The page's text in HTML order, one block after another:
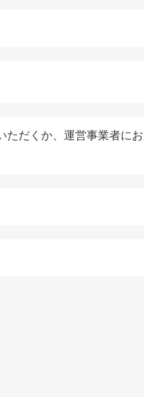
ただくか、運営事業者にお